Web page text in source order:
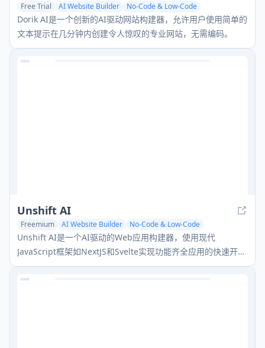
Free Trial AI Website Builder
No-Code & Low-Code
AI Web Scraper
Dorik AI是一个创新的AI驱动网站构建器，允许用户使用简单的
文本提示在几分钟内创建令人惊叹的专业网站，无需编码。
Unshift AI
Freemium AI Website Builder
No-Code & Low-Code
AI App Builder
Unshift AI是一个AI驱动的Web应用构建器，使用现代
JavaScript框架如NextJS和Svelte实现功能齐全应用的快速开
发。